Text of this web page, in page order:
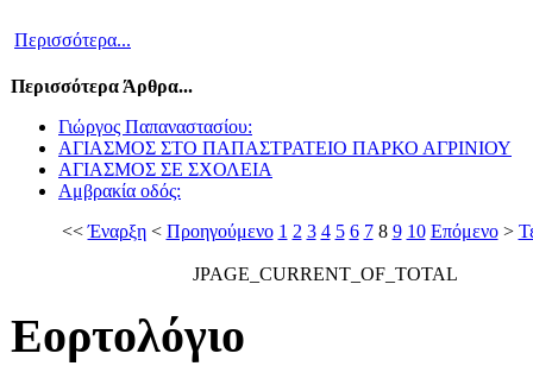
Περισσότερα...
Περισσότερα Άρθρα...
Γιώργος Παπαναστασίου:
ΑΓΙΑΣΜΟΣ ΣΤΟ ΠΑΠΑΣΤΡΑΤΕΙΟ ΠΑΡΚΟ ΑΓΡΙΝΙΟΥ
ΑΓΙΑΣΜΟΣ ΣΕ ΣΧΟΛΕΙΑ
Αμβρακία οδός:
<<Έναρξη< Προηγούμενο 1 2 3 4 5 6 7 8 9 10 Επόμενο>
JPAGE_CURRENT_OF_TOTAL
Εορτολόγιο